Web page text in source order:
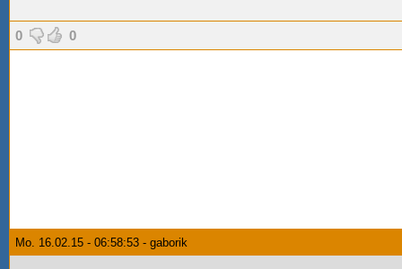
0 0
Mo. 16.02.15 - 06:58:53 - gaborik